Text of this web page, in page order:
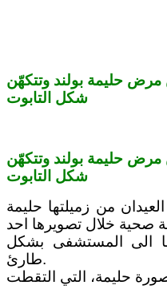
حليمة بولند وتتكهّن
شكل التابوت
حليمة بولند وتتكهّن
شكل التابوت
من زميلتها حليمة
صحية خلال تصويرها احد
الى المستشفى بشكل
طارئ.
حليمة، التي التقطت